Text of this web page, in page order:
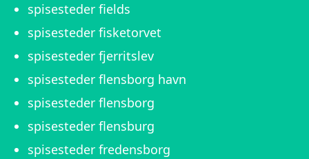
spisesteder fields
spisesteder fisketorvet
spisesteder fjerritslev
spisesteder flensborg havn
spisesteder flensborg
spisesteder flensburg
spisesteder fredensborg